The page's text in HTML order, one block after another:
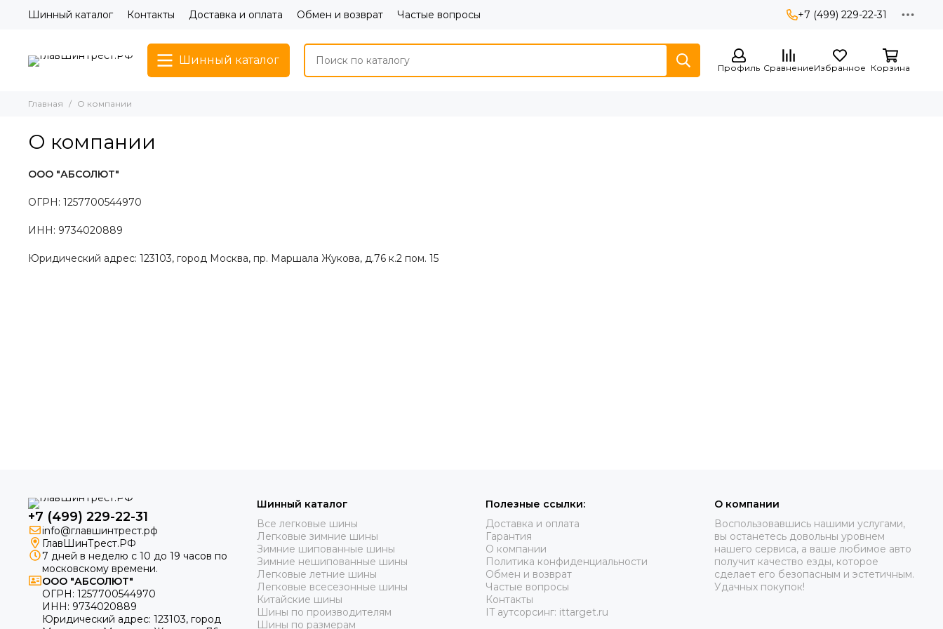
Шинный каталог Контакты Доставка и оплата Обмен и возврат Частые вопросы +7 (499) 229-22-31
Шинный каталог
Профиль СравнениеИзбранное Корзина
Главная О компании
О компании
ООО "АБСОЛЮТ"
ОГРН: 1257700544970
ИНН: 9734020889
Юридический адрес: 123103, город Москва, пр. Маршала Жукова, д.76 к.2 пом. 15
+7 (499) 229-22-31
info@главшинтрест.рф
ГлавШинТрест.РФ
7 дней в неделю с 10 до 19 часов по
московскому времени.
ООО "АБСОЛЮТ"
ОГРН: 1257700544970
ИНН: 9734020889
Юридический адрес: 123103, город
Шинный каталог
Все легковые шины
Легковые зимние шины
Зимние шипованные шины
Зимние нешипованные шины
Легковые летние шины
Легковые всесезонные шины
Китайские шины
Шины по производителям
Шины по размерам
Полезные ссылки:
Доставка и оплата
Гарантия
О компании
Политика конфиденциальности
Обмен и возврат
Частые вопросы
Контакты
IT аутсорсинг: ittarget.ru
О компании
Воспользовавшись нашими услугами,
вы останетесь довольны уровнем
нашего сервиса, а ваше любимое авто
получит качество езды, которое
сделает его безопасным и эстетичным.
Удачных покупок!